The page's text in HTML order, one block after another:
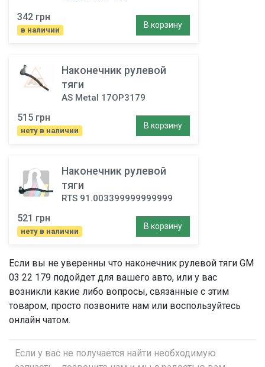
342 грн
в наличии
В корзину
Наконечник рулевой
тяги
AS Metal 17OP3179
515 грн
нету в наличии
В корзину
Наконечник рулевой
тяги
RTS 91.003399999999999
521 грн
нету в наличии
В корзину
Если вы не уверенны что наконечник рулевой тяги GM
03 22 179 подойдет для вашего авто, или у вас
возникли какие либо вопросы, связанные с этим
товаром, просто позвоните нам или воспользуйтесь
онлайн чатом.
Если у вас не получается найти необходимую